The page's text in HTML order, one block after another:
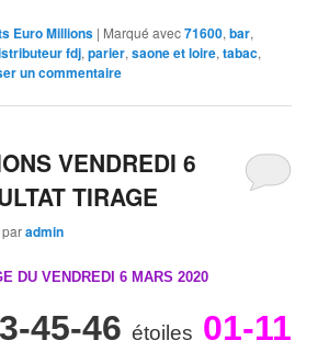
Euro Millions | Marqué avec71600,bar,
fdj,parier,saone et loire,tabac,
un commentaire
VENDREDI 6
TIRAGE
paradmin
DU VENDREDI 6 MARS 2020
45-46 étoiles 01-11